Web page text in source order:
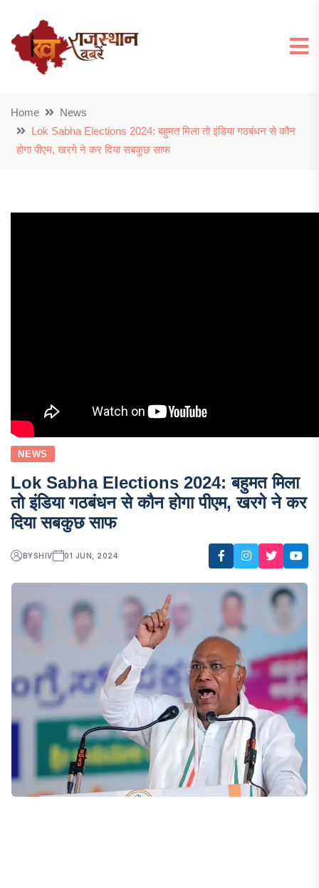
Home
News
Lok Sabha Elections 2024: बहुमत मिला तो इंडिया गठबंधन से कौन
होगा पीएम, खरगे ने कर दिया सबकुछ साफ
NEWS
Lok Sabha Elections 2024: बहुमत मिला
तो इंडिया गठबंधन से कौन होगा पीएम, खरगे ने कर
दिया सबकुछ साफ
BYSHIV 01 JUN, 2024